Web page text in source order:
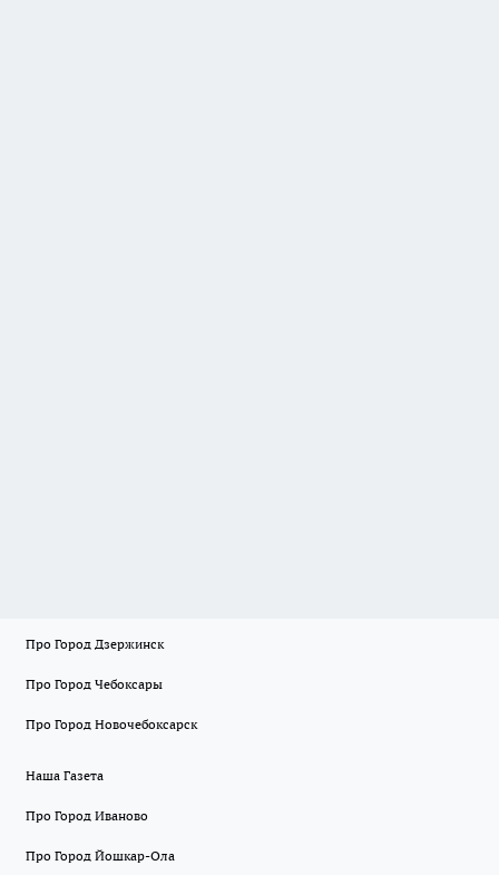
Про Город Дзержинск
Про Город Чебоксары
Про Город Новочебоксарск
Наша Газета
Про Город Иваново
Про Город Йошкар-Ола